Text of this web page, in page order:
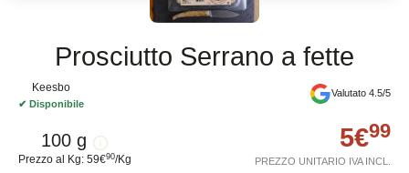
Prosciutto Serrano a fette
Keesbo
✔ Disponibile
Valutato 4.5/5
100 g
Prezzo al Kg: 59€90/Kg
5€99
PREZZO UNITARIO IVA INCL.